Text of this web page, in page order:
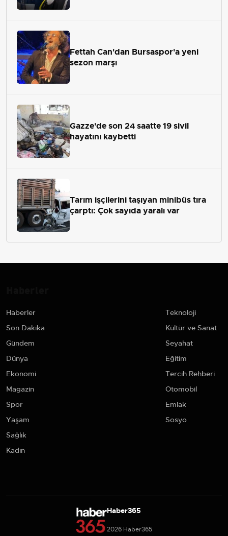
Fettah Can'dan Bursaspor'a yeni
sezon marşı
Gazze'de son 24 saatte 19 sivil
hayatını kaybetti
Tarım işçilerini taşıyan minibüs tıra
çarptı: Çok sayıda yaralı var
Haberler
Son Dakika
Gündem
Dünya
Ekonomi
Magazin
Spor
Yaşam
Sağlık
Kadın
Teknoloji
Kültür ve Sanat
Seyahat
Eğitim
Tercih Rehberi
Otomobil
Emlak
Sosyo
Haber365
2026 Haber365